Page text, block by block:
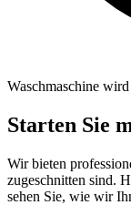
Waschmaschine
Starten Sie
Wir bieten
zugeschnitten sind.
sehen Sie, wie wir